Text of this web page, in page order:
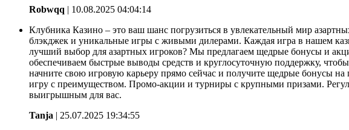
Robwqq | 10.08.2025 04:04:14
Клубника Казино – это ваш шанс погрузиться в увлекательный мир
блэкджек и уникальные игры с живыми дилерами. Каждая игра в нашем
лучший выбор для азартных игроков? Мы предлагаем щедрые бонусы и
обеспечиваем быстрые выводы средств и круглосуточную поддержку,
начните свою игровую карьеру прямо сейчас и получите щедрые бонусы
игру с преимуществом. Промо-акции и турниры с крупными призами.
выигрышным для вас.
Tanja | 25.07.2025 19:34:55